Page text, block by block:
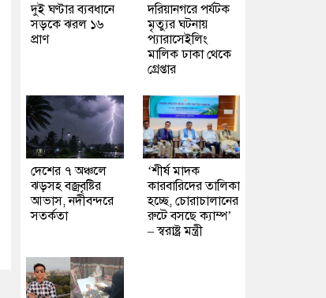
দুই ঘণ্টার ব্যবধানে
সড়কে ঝরল ১৬
প্রাণ
দরিয়ানগরে পর্যটক
মৃত্যুর ঘটনায়
প্যারাসেইলিং
মালিক ঢাকা থেকে
গ্রেপ্তার
দেশের ৭ অঞ্চলে
ঝড়সহ বজ্রবৃষ্টির
আভাস, নদীবন্দরে
সতর্কতা
‘শীর্ষ মাদক
কারবারিদের তালিকা
হচ্ছে, চোরাচালানের
রুটে বসছে ক্যাম্প’
– স্বরাষ্ট্র মন্ত্রী